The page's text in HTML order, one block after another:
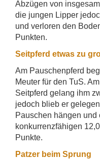
Abzügen von
die jungen Lipper
und verloren den
Punkten.
Seitpferd etwas zu
Am Pauschenpferd
Meuter für den TuS.
Seitpferd gelang ihm
jedoch blieb er
Pauschen hängen
konkurrenzfähigen
Punkte.
Patzer beim Sprung